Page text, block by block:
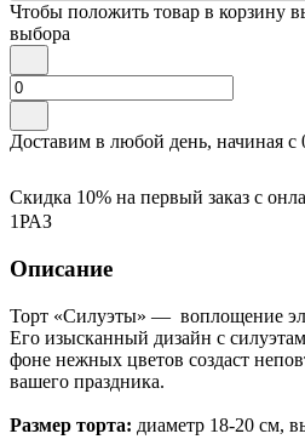
Чтобы положить товар в корзину
выбора
Доставим в любой день, начиная с
Скидка 10% на первый заказ с
1РАЗ
Описание
Торт «Силуэты» — воплощение
Его изысканный дизайн с
фоне нежных цветов создаст
вашего праздника.
Размер торта: диаметр 18-20 см,